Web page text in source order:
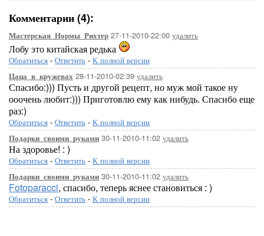
Комментарии (4):
Мастерская_Нормы_Рихтер 27-11-2010-22:00 удалить
Лобу это китайская редька
Обратиться - Ответить - К полной версии
Цаца_в_кружевах 28-11-2010-02:39 удалить
Спасибо:))) Пусть и другой рецепт, но муж мой такое ну
ооочень любит:))) Приготовлю ему как нибудь. Спасибо еще
раз:)
Обратиться - Ответить - К полной версии
Подарки_своими_руками 30-11-2010-11:02 удалить
На здоровье! : )
Обратиться - Ответить - К полной версии
Подарки_своими_руками 30-11-2010-11:02 удалить
Fotoparacci, спасибо, теперь яснее становиться : )
Обратиться - Ответить - К полной версии